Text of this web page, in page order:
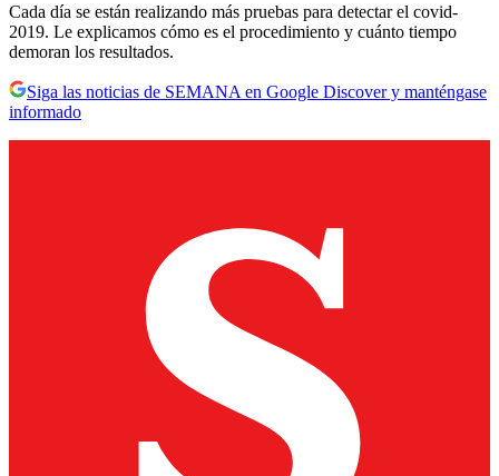
Cada día se están realizando más pruebas para detectar el covid-
2019. Le explicamos cómo es el procedimiento y cuánto tiempo
demoran los resultados.
Siga las noticias de SEMANA en Google Discover y manténgase
informado